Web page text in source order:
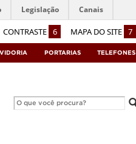
CONTRASTE 6 MAPA DO SITE 7
Legislação Canais
PORTARIAS TELEFONES